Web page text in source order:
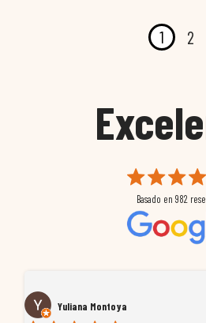
1 2
Basado en 982
Yuliana Montoya